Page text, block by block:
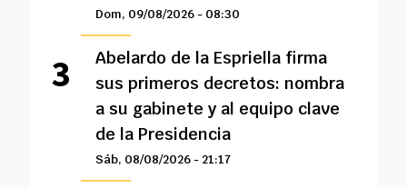
Dom, 09/08/2026 - 08:30
Abelardo de la Espriella firma
sus primeros decretos: nombra
a su gabinete y al equipo clave
de la Presidencia
Sáb, 08/08/2026 - 21:17